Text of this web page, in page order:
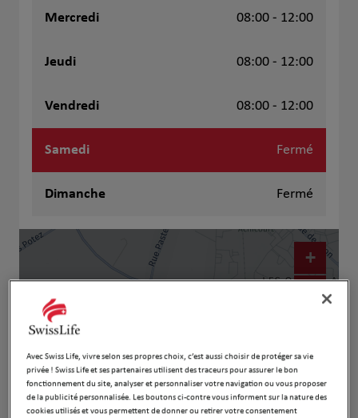
Mercredi 08:00 - 12:00
Jeudi 08:00 - 12:00
Vendredi 08:00 - 12:00
Samedi Fermé
Dimanche Fermé
+
Avec Swiss Life, vivre selon ses propres choix, c’est aussi choisir de protéger sa vie
privée ! Swiss Life et ses partenaires utilisent des traceurs pour assurer le bon
fonctionnement du site, analyser et personnaliser votre navigation ou vous proposer
de la publicité personnalisée. Les boutons ci-contre vous informent sur la nature des
cookies utilisés et vous permettent de donner ou retirer votre consentement